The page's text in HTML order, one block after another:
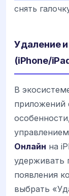
снять
Удаление
(iPhone/
В
приложений
Онлайн на
удерживать
появления
выбрать